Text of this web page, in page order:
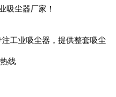
吸尘器厂家！
注工业吸尘器，提供整套吸尘